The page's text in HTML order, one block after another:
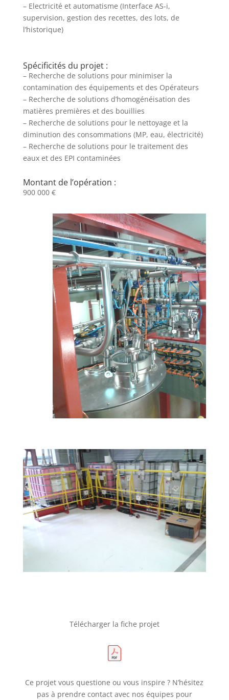
– Electricité et automatisme (Interface AS-i,
supervision, gestion des recettes, des lots, de
l’historique)
Spécificités du projet :
– Recherche de solutions pour minimiser la
contamination des équipements et des Opérateurs
– Recherche de solutions d’homogénéisation des
matières premières et des bouillies
– Recherche de solutions pour le nettoyage et la
diminution des consommations (MP, eau, électricité)
– Recherche de solutions pour le traitement des
eaux et des EPI contaminées
Montant de l’opération :
900 000 €
Télécharger la fiche projet
Ce projet vous questione ou vous inspire ? N’hésitez
pas à prendre contact avec nos équipes pour